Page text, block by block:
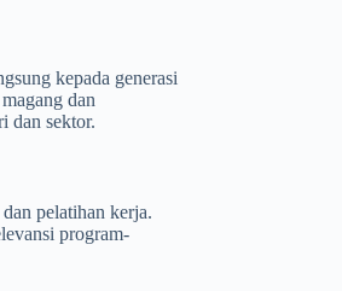
kepada generasi
dan
dan sektor.
pelatihan kerja.
program-